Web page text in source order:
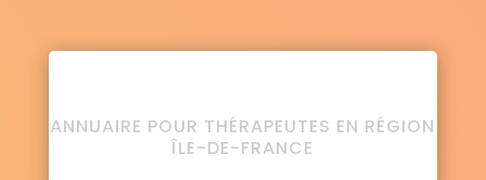
ANNUAIRE POUR THÉRAPEUTES EN RÉGION
ÎLE-DE-FRANCE